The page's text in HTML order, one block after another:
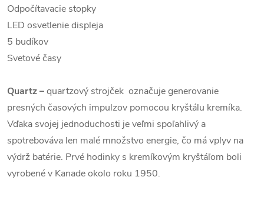
Odpočítavacie stopky
LED osvetlenie displeja
5 budíkov
Svetové časy
Quartz–quartzový strojček označuje generovanie
presných časových impulzov pomocou kryštálu kremíka.
Vďaka svojej jednoduchosti je veľmi spoľahlivý a
spotrebováva len malé množstvo energie, čo má vplyv na
výdrž batérie. Prvé hodinky s kremíkovým kryštáľom boli
vyrobené v Kanade okolo roku 1950.